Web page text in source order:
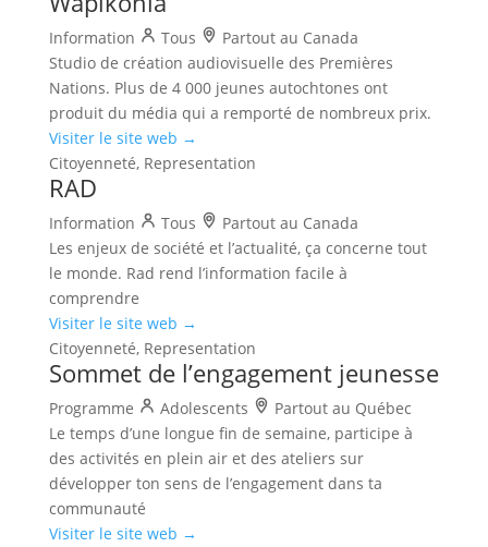
Information Tous
Partout au Canada
Studio de création audiovisuelle des Premières
Nations. Plus de 4 000 jeunes autochtones ont
produit du média qui a remporté de nombreux prix.
Visiter le site web →
Citoyenneté, Representation
RAD
Information Tous
Partout au Canada
Les enjeux de société et l’actualité, ça concerne tout
le monde. Rad rend l’information facile à
comprendre
Visiter le site web →
Citoyenneté, Representation
Sommet de l’engagement jeunesse
Programme Adolescents
Partout au Québec
Le temps d’une longue fin de semaine, participe à
des activités en plein air et des ateliers sur
développer ton sens de l’engagement dans ta
communauté
Visiter le site web →